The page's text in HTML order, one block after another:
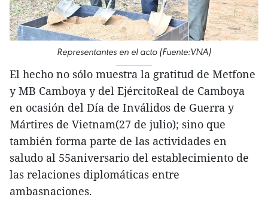
Representantes en el acto (Fuente:VNA)
El hecho no sólo muestra la gratitud de Metfone
y MB Camboya y del EjércitoReal de Camboya
en ocasión del Día de Inválidos de Guerra y
Mártires de Vietnam(27 de julio); sino que
también forma parte de las actividades en
saludo al 55aniversario del establecimiento de
las relaciones diplomáticas entre
ambasnaciones.